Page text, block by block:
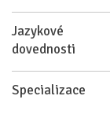
Jazykové
dovednosti
Specializace